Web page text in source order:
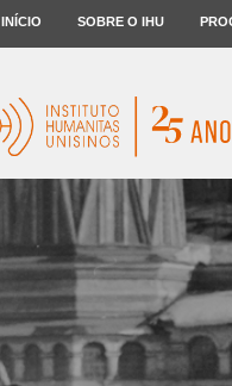
INÍCIO SOBRE O IHU